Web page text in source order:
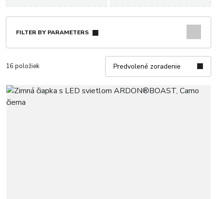
FILTER BY PARAMETERS
16 položiek Predvolené zoradenie